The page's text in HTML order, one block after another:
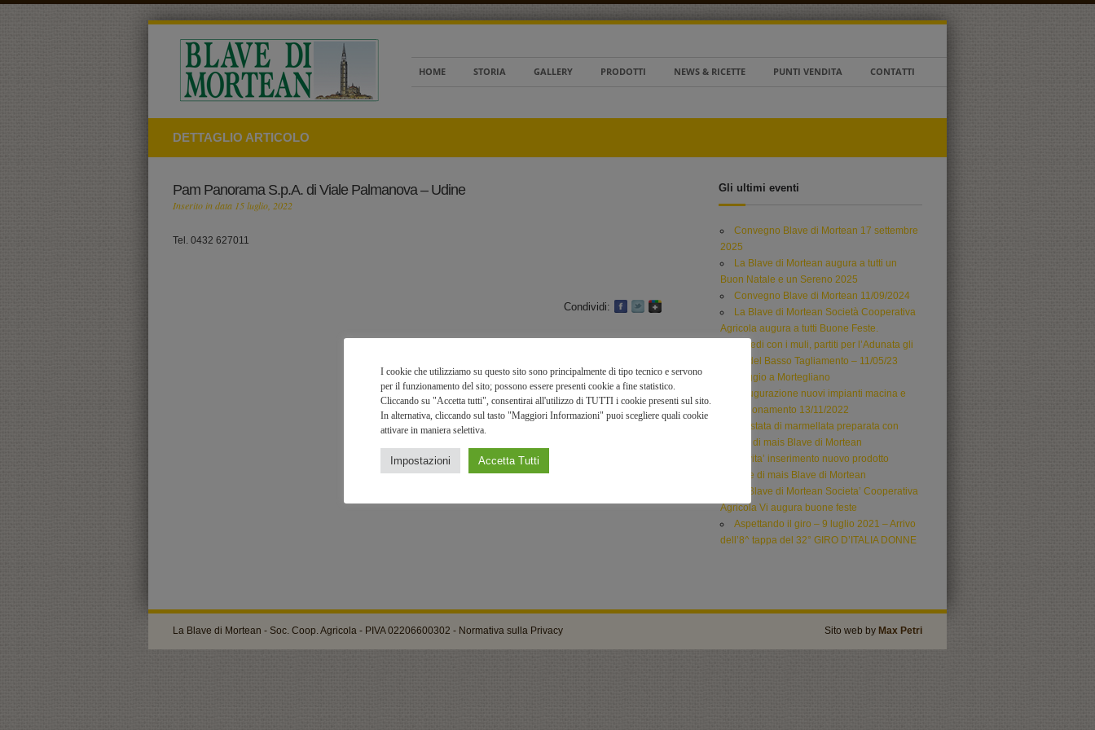
HOME STORIA GALLERY PRODOTTI NEWS & RICETTE PUNTI VENDITA CONTATTI
DETTAGLIO ARTICOLO
Pam Panorama S.p.A. di Viale Palmanova – Udine
Inserito in data 15 luglio, 2022
Tel. 0432 627011
Condividi:
Gli ultimi eventi
Convegno Blave di Mortean 17 settembre
2025
La Blave di Mortean augura a tutti un
Buon Natale e un Sereno 2025
Convegno Blave di Mortean 11/09/2024
La Blave di Mortean Società Cooperativa
Agricola augura a tutti Buone Feste.
A piedi con i muli, partiti per l’Adunata gli
Alpini del Basso Tagliamento – 11/05/23
passaggio a Mortegliano
Inaugurazione nuovi impianti macina e
confezionamento 13/11/2022
Crostata di marmellata preparata con
fioretto di mais Blave di Mortean
Novita’ inserimento nuovo prodotto
Gallette di mais Blave di Mortean
La Blave di Mortean Societa’ Cooperativa
Agricola Vi augura buone feste
Aspettando il giro – 9 luglio 2021 – Arrivo
dell’8^ tappa del 32° GIRO D’ITALIA DONNE
La Blave di Mortean - Soc. Coop. Agricola - PIVA 02206600302 - Normativa sulla Privacy Sito web by Max Petri
I cookie che utilizziamo su questo sito sono principalmente di tipo tecnico e servono
per il funzionamento del sito; possono essere presenti cookie a fine statistico.
Cliccando su "Accetta tutti", consentirai all'utilizzo di TUTTI i cookie presenti sul sito.
In alternativa, cliccando sul tasto "Maggiori Informazioni" puoi scegliere quali cookie
attivare in maniera selettiva.
Impostazioni Accetta Tutti